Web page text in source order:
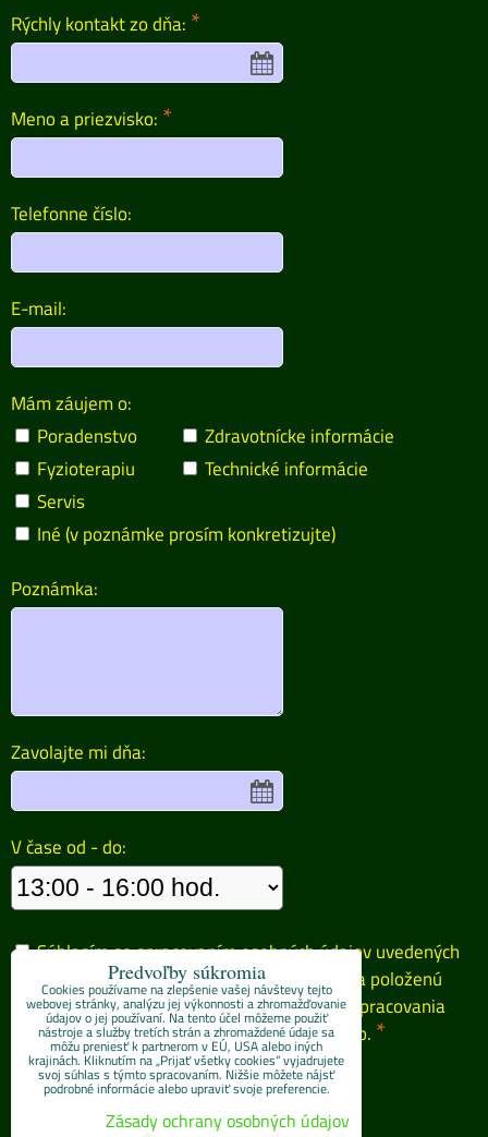
Rýchly kontakt zo dňa: *
Meno a priezvisko: *
Telefonne číslo:
E-mail:
Mám záujem o:
Poradenstvo
Zdravotnícke informácie
Fyzioterapiu
Technické informácie
Servis
Iné (v poznámke prosím konkretizujte)
Poznámka:
Zavolajte mi dňa:
V čase od - do:
Súhlasím so spracovaním osobných údajov uvedených
vo formulári za účelom zaslania odpovede na položenú
otázku. Oboznámil/-a som sa sozásadami spracovania
osobných údajovspoločnosti 4E progres, s.r.o. *
Odoslať
ZAVOLÁME VÁM SPÄŤ
Predvoľby súkromia
Cookies používame na zlepšenie vašej návštevy tejto
webovej stránky, analýzu jej výkonnosti a zhromažďovanie
údajov o jej používaní. Na tento účel môžeme použiť
nástroje a služby tretích strán a zhromaždené údaje sa
môžu preniesť k partnerom v EÚ, USA alebo iných
krajinách. Kliknutím na „Prijať všetky cookies“ vyjadrujete
svoj súhlas s týmto spracovaním. Nižšie môžete nájsť
podrobné informácie alebo upraviť svoje preferencie.
Zásady ochrany osobných údajov